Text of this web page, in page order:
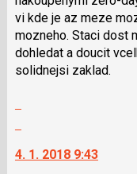
použít
i
klávesy
N
pro
pro
předchozí
vi kde je az meze
mozneho. Staci dost
dohledat a doucit
solidnejsi zaklad.
další
4. 1. 2018 9:43